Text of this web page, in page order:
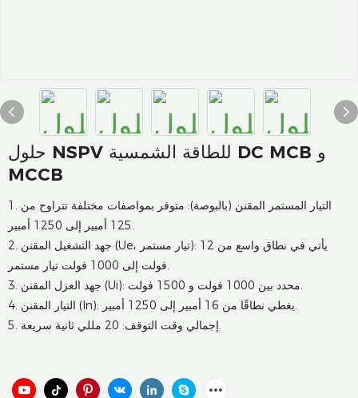
حلول NSPV للطاقة الشمسية DC MCB و
MCCB
1. التيار المستمر المقنن (بالبوصة): متوفر بمواصفات مختلفة تتراوح من
125 أمبير إلى 1250 أمبير.
2. جهد التشغيل المقنن (Ue، تيار مستمر): يأتي في نطاق واسع من 12
فولت إلى 1000 فولت تيار مستمر.
3. جهد العزل المقنن (Ui): محدد بين 1000 فولت و 1500 فولت.
4. التيار المقنن (In): يغطي نطاقًا من 16 أمبير إلى 1250 أمبير.
5. إجمالي وقت التوقف: 20 مللي ثانية سريعة.